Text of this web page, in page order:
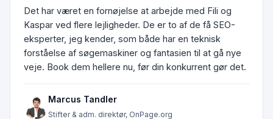
Det har været en fornøjelse at arbejde med Fili og
Kaspar ved flere lejligheder. De er to af de få SEO-
eksperter, jeg kender, som både har en teknisk
forståelse af søgemaskiner og fantasien til at gå nye
veje. Book dem hellere nu, før din konkurrent gør det.
Marcus Tandler
Stifter & adm. direktør, OnPage.org